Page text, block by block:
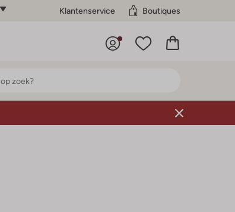
Klantenservice Boutiques